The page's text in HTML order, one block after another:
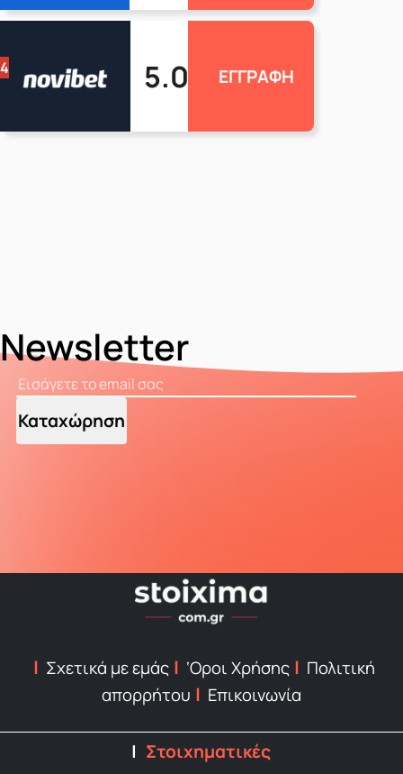
4 5.0 ΕΓΓΡΑΦΗ
Newsletter
Καταχώρηση
Σχετικά με εμάς ‘Οροι Χρήσης
Πολιτική
απορρήτου
Επικοινωνία
Στοιχηματικές